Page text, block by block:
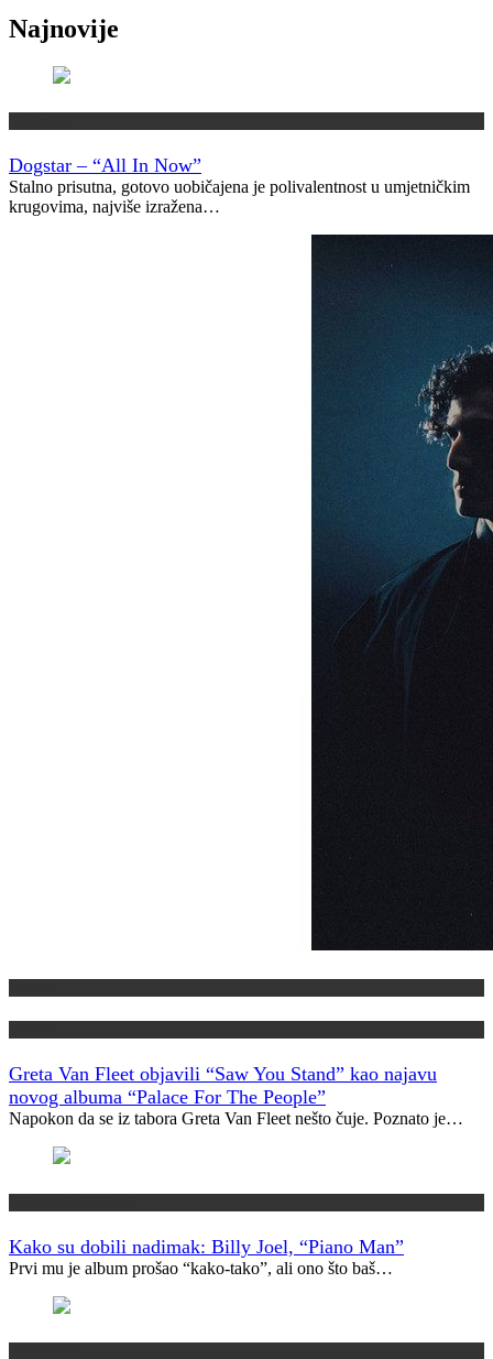
Najnovije
Dogstar – “All In Now”
Stalno prisutna, gotovo uobičajena je polivalentnost u umjetničkim
krugovima, najviše izražena…
Greta Van Fleet objavili “Saw You Stand” kao najavu
novog albuma “Palace For The People”
Napokon da se iz tabora Greta Van Fleet nešto čuje. Poznato je…
Kako su dobili nadimak: Billy Joel, “Piano Man”
Prvi mu je album prošao “kako-tako”, ali ono što baš…